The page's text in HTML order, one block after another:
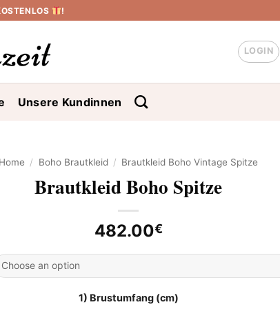
!
LOGIN
Unsere Kundinnen
Home / Boho Brautkleid / Brautkleid Boho Vintage Spitze
Brautkleid Boho Spitze
482.00€
1) Brustumfang (cm)